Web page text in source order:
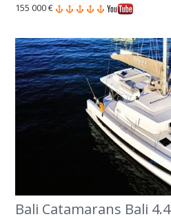
155 000 €
Bali Catamarans Bali 4.4